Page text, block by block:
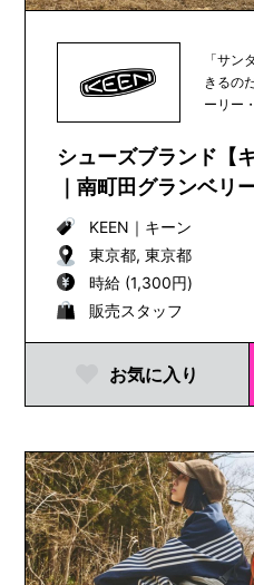
「サン
きるの
ーリー
シューズブランド【
｜南町田グランベリ
KEEN ｜ キーン
東京都, 東京都
時給 (1,300円)
販売スタッフ
お気に入り